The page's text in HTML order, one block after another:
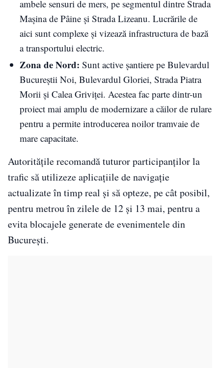
ambele sensuri de mers, pe segmentul dintre Strada
Mașina de Pâine și Strada Lizeanu. Lucrările de
aici sunt complexe și vizează infrastructura de bază
a transportului electric.
Zona de Nord: Sunt active șantiere pe Bulevardul
Bucureștii Noi, Bulevardul Gloriei, Strada Piatra
Morii și Calea Griviței. Acestea fac parte dintr-un
proiect mai amplu de modernizare a căilor de rulare
pentru a permite introducerea noilor tramvaie de
mare capacitate.
Autoritățile recomandă tuturor participanților la
trafic să utilizeze aplicațiile de navigație
actualizate în timp real și să opteze, pe cât posibil,
pentru metrou în zilele de 12 și 13 mai, pentru a
evita blocajele generate de evenimentele din
București.